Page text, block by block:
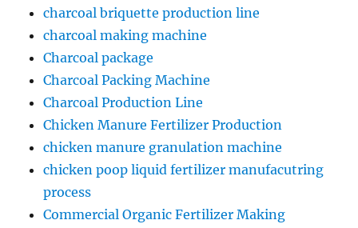
charcoal briquette production line
charcoal making machine
Charcoal package
Charcoal Packing Machine
Charcoal Production Line
Chicken Manure Fertilizer Production
chicken manure granulation machine
chicken poop liquid fertilizer manufacutring
process
Commercial Organic Fertilizer Making